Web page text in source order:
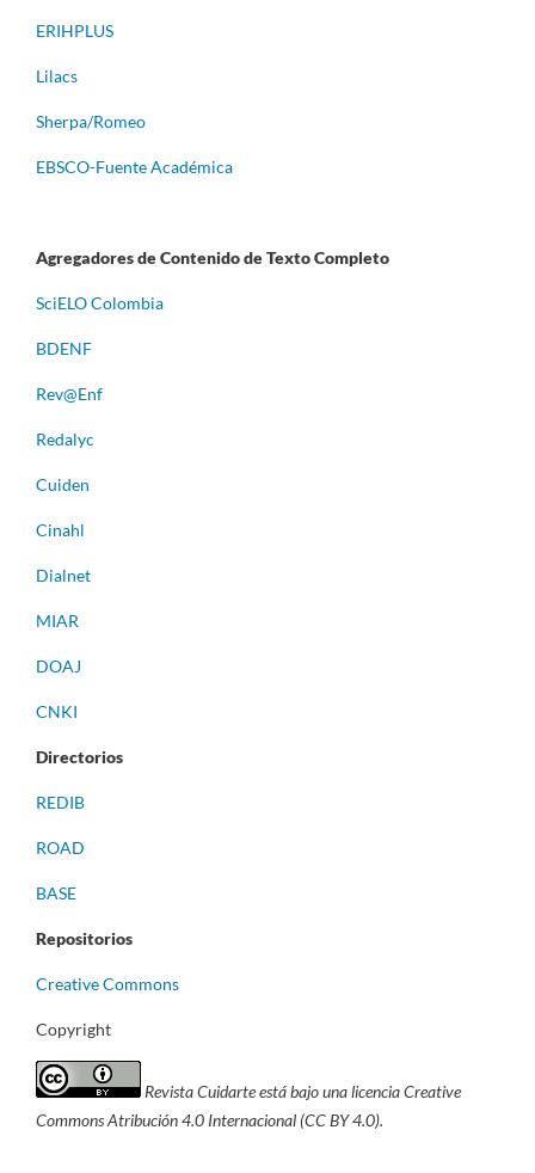
ERIHPLUS
Lilacs
Sherpa/Romeo
EBSCO-Fuente Académica
Agregadores de Contenido de Texto Completo
SciELO Colombia
BDENF
Rev@Enf
Redalyc
Cuiden
Cinahl
Dialnet
MIAR
DOAJ
CNKI
Directorios
REDIB
ROAD
BASE
Repositorios
Creative Commons
Copyright
Revista Cuidarte está bajo una licencia Creative
Commons Atribución 4.0 Internacional (CC BY 4.0).